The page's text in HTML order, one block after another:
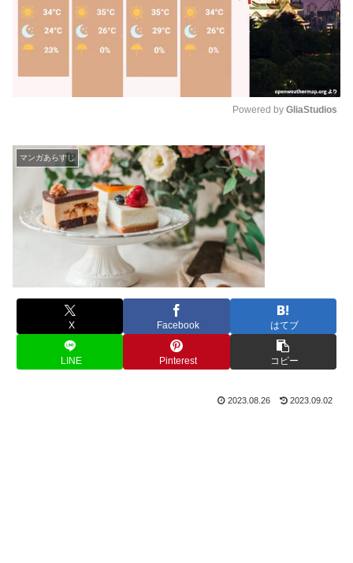
Powered by GliaStudios
マンガあらすじ
X Facebook はてブ
LINE Pinterest コピー
2023.08.26 2023.09.02